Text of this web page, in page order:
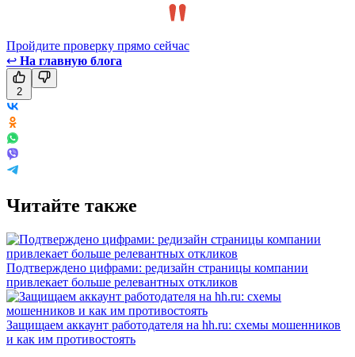
Пройдите проверку прямо сейчас
↩ На главную блога
2
Читайте также
Подтверждено цифрами: редизайн страницы компании
привлекает больше релевантных откликов
Защищаем аккаунт работодателя на hh.ru: схемы мошенников
и как им противостоять